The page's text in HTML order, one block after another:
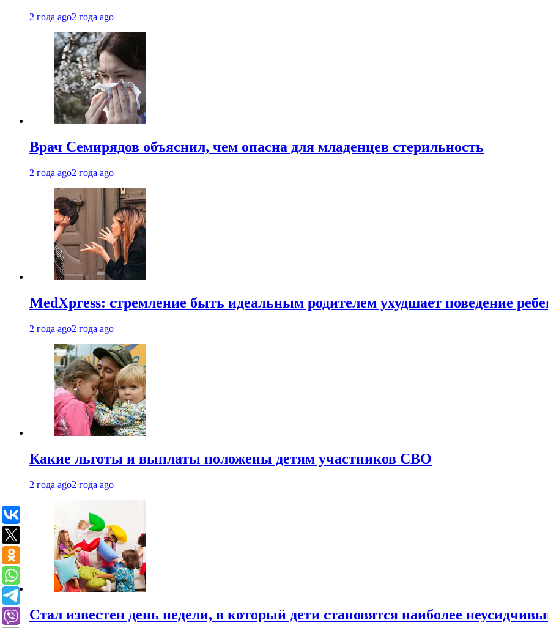
2 года ago2 года ago
Врач Семирядов объяснил, чем опасна для младенцев стерильность
2 года ago2 года ago
MedXpress: стремление быть идеальным родителем ухудшает поведение
2 года ago2 года ago
Какие льготы и выплаты положены детям участников СВО
2 года ago2 года ago
Стал известен день недели, в который дети становятся наиболее